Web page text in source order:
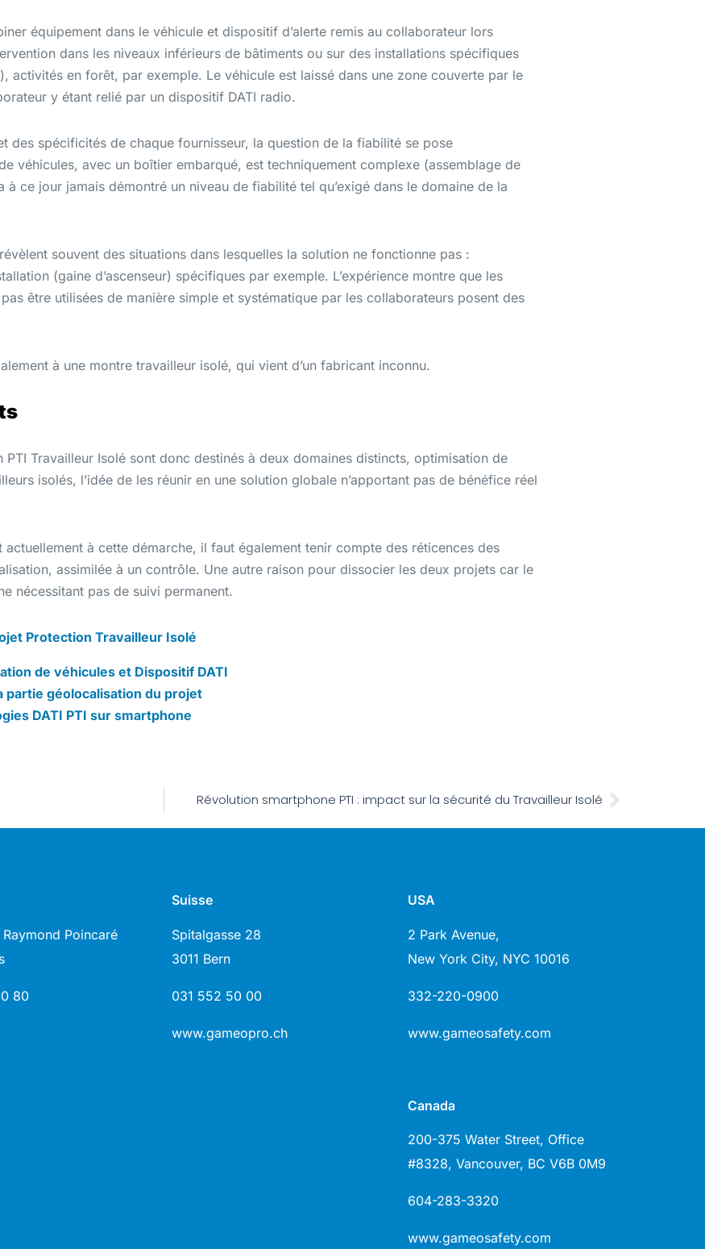
équipement dans le véhicule et dispositif d’alerte remis au collaborateur lors
dans les niveaux inférieurs de bâtiments ou sur des installations spécifiques
activités en forêt, par exemple. Le véhicule est laissé dans une zone couverte par le
y étant relié par un dispositif DATI radio.
des spécificités de chaque fournisseur, la question de la fiabilité se pose
véhicules, avec un boîtier embarqué, est techniquement complexe (assemblage de
à ce jour jamais démontré un niveau de fiabilité tel qu’exigé dans le domaine de la
souvent des situations dans lesquelles la solution ne fonctionne pas :
(gaine d’ascenseur) spécifiques par exemple. L’expérience montre que les
être utilisées de manière simple et systématique par les collaborateurs posent des
à une montre travailleur isoIé, qui vient d’un fabricant inconnu.
Travailleur Isolé sont donc destinés à deux domaines distincts, optimisation de
isolés, l’idée de les réunir en une solution globale n’apportant pas de bénéfice réel
à cette démarche, il faut également tenir compte des réticences des
assimilée à un contrôle. Une autre raison pour dissocier les deux projets car le
nécessitant pas de suivi permanent.
Protection Travailleur Isolé
de véhicules et Dispositif DATI
partie géolocalisation du projet
DATI PTI sur smartphone
Révolution smartphone PTI : impact sur la sécurité du Travailleur Isolé
Poincaré
80
Suisse
Spitalgasse 28
3011 Bern
031 552 50 00
www.gameopro.ch
USA
2 Park Avenue,
New York City, NYC 10016
332-220-0900
www.gameosafety.com
Canada
200-375 Water Street, Office
#8328, Vancouver, ВС V6B 0M9
604-283-3320
www.gameosafety.com